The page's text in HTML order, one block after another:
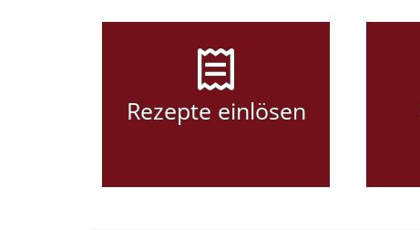
Rezepte einlösen